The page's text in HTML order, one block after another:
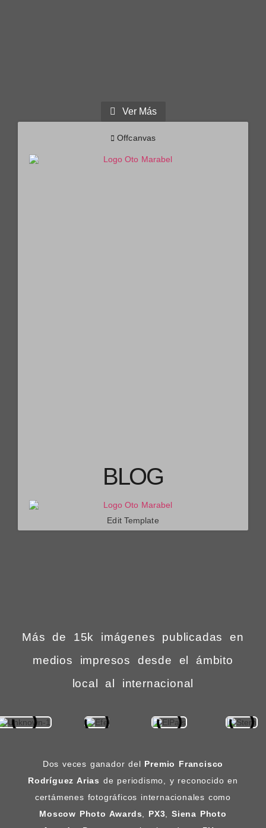
Ver Más
Offcanvas
BLOG
Edit Template
Más de 15k imágenes publicadas en
medios impresos desde el ámbito
local al internacional
Dos veces ganador del Premio Francisco
Rodríguez Arias de periodismo, y reconocido en
certámenes fotográficos internacionales como
Moscow Photo Awards
PX3
Siena Photo